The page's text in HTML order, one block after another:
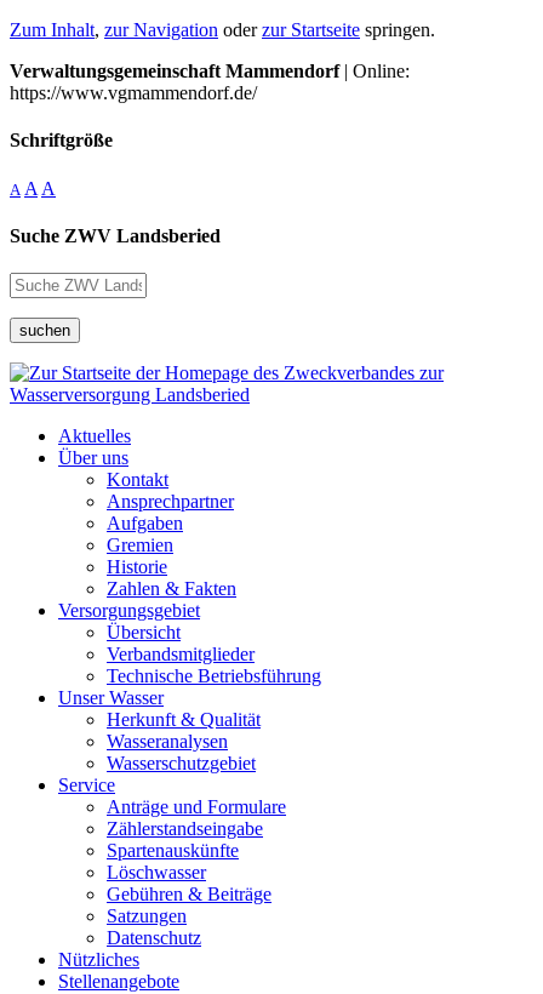
Zum Inhalt, zur Navigation oderzur Startseite springen.
Verwaltungsgemeinschaft Mammendorf| Online:
https://www.vgmammendorf.de/
Schriftgröße
A A A
Suche ZWV Landsberied
suchen
Aktuelles
Über uns
Kontakt
Ansprechpartner
Aufgaben
Gremien
Historie
Zahlen & Fakten
Versorgungsgebiet
Übersicht
Verbandsmitglieder
Technische Betriebsführung
Unser Wasser
Herkunft & Qualität
Wasseranalysen
Wasserschutzgebiet
Service
Anträge und Formulare
Zählerstandseingabe
Spartenauskünfte
Löschwasser
Gebühren & Beiträge
Satzungen
Datenschutz
Nützliches
Stellenangebote